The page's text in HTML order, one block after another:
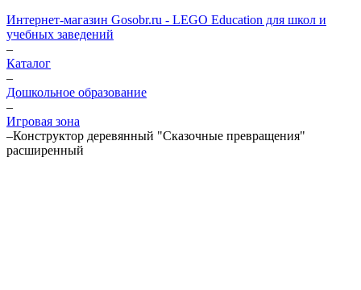
Интернет-магазин Gosobr.ru - LEGO Education для школ и
учебных заведений
–
Каталог
–
Дошкольное образование
–
Игровая зона
–Конструктор деревянный "Сказочные превращения"
расширенный